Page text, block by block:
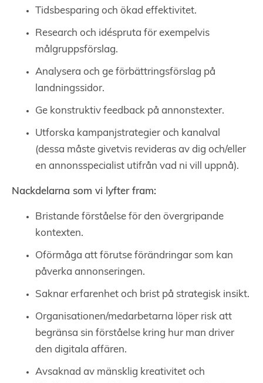
Tidsbesparing och ökad effektivitet.
Research och idéspruta för exempelvis
målgruppsförslag.
Analysera och ge förbättringsförslag på
landningssidor.
Ge konstruktiv feedback på annonstexter.
Utforska kampanjstrategier och kanalval
(dessa måste givetvis revideras av dig och/eller
en annonsspecialist utifrån vad ni vill uppnå).
Nackdelarna som vi lyfter fram:
Bristande förståelse för den övergripande
kontexten.
Oförmåga att förutse förändringar som kan
påverka annonseringen.
Saknar erfarenhet och brist på strategisk insikt.
Organisationen/medarbetarna löper risk att
begränsa sin förståelse kring hur man driver
den digitala affären.
Avsaknad av mänsklig kreativitet och